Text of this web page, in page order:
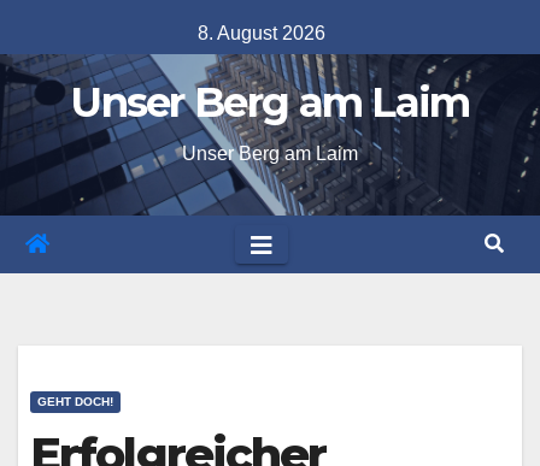
to
content
8. August 2026
Unser Berg am Laim
Unser Berg am Laim
GEHT DOCH!
Erfolgreicher